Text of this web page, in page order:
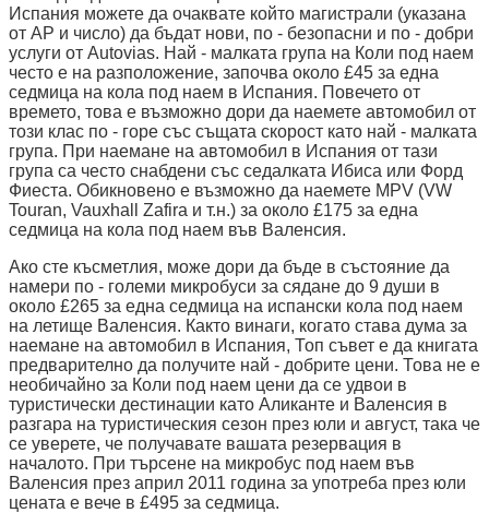
Испания можете да очаквате който магистрали (указана
от AP и число) да бъдат нови, по - безопасни и по - добри
услуги от Autovias. Най - малката група на Коли под наем
често е на разположение, започва около £45 за една
седмица на кола под наем в Испания. Повечето от
времето, това е възможно дори да наемете автомобил от
този клас по - горе със същата скорост като най - малката
група. При наемане на автомобил в Испания от тази
група са често снабдени със седалката Ибиса или Форд
Фиеста. Обикновено е възможно да наемете MPV (VW
Touran, Vauxhall Zafira и т.н.) за около £175 за една
седмица на кола под наем във Валенсия.
Ако сте късметлия, може дори да бъде в състояние да
намери по - големи микробуси за сядане до 9 души в
около £265 за една седмица на испански кола под наем
на летище Валенсия. Както винаги, когато става дума за
наемане на автомобил в Испания, Топ съвет е да книгата
предварително да получите най - добрите цени. Това не е
необичайно за Коли под наем цени да се удвои в
туристически дестинации като Аликанте и Валенсия в
разгара на туристическия сезон през юли и август, така че
се уверете, че получавате вашата резервация в
началото. При търсене на микробус под наем във
Валенсия през април 2011 година за употреба през юли
цената е вече в £495 за седмица.